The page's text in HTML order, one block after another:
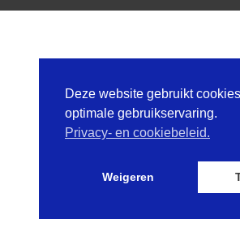
Deze website gebruikt
optimale gebruikservaring.
Privacy- en cookiebeleid.
Weigeren